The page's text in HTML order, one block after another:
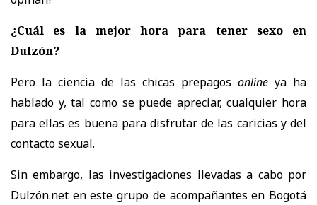
¿Cuál es la mejor hora para tener sexo en
Dulzón?
Pero la ciencia de las chicas prepagos online ya ha
hablado y, tal como se puede apreciar, cualquier hora
para ellas es buena para disfrutar de las caricias y del
contacto sexual.
Sin embargo, las investigaciones llevadas a cabo por
Dulzón.net en este grupo de acompañantes en Bogotá